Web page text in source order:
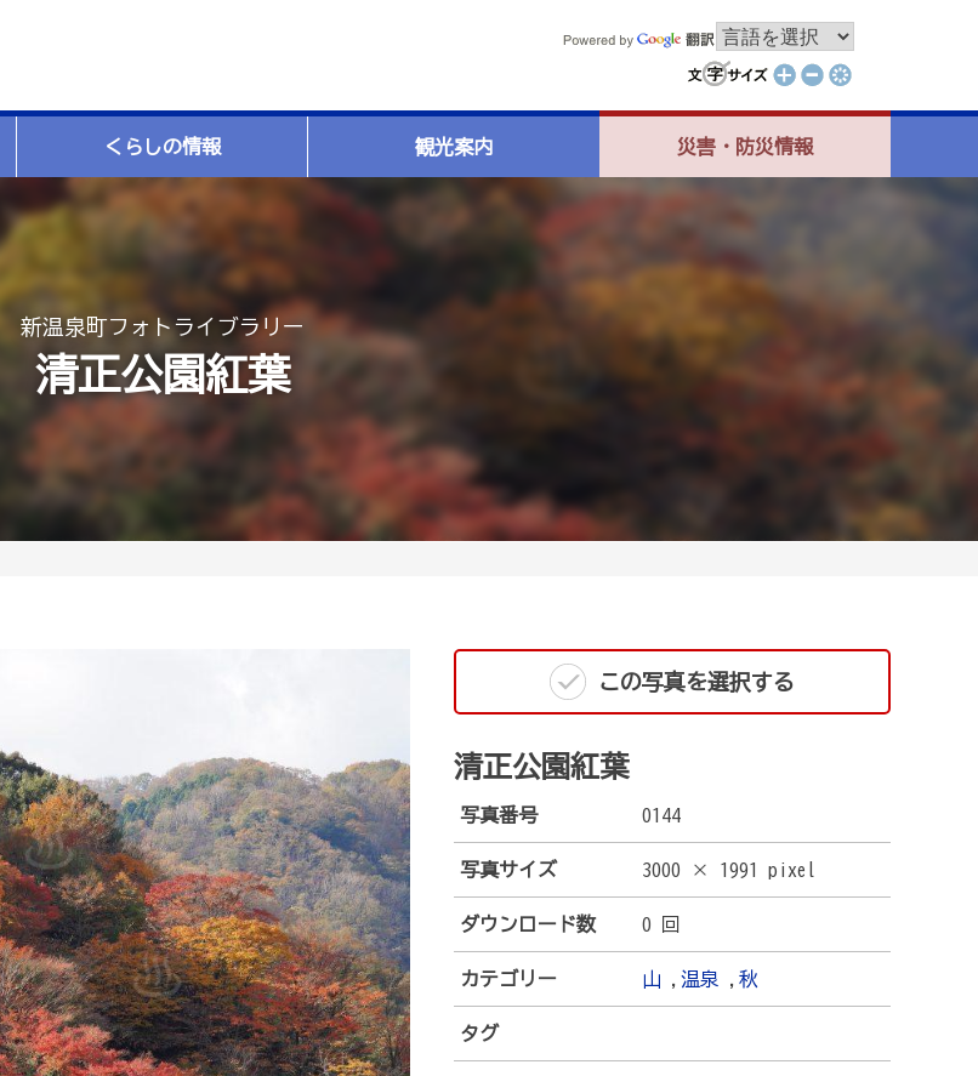
くらしの情報 観光案内 災害・防災情報
新温泉町フォトライブラリー
清正公園紅葉
この写真を選択する
清正公園紅葉
写真番号 0144
写真サイズ 3000 × 1991 pixel
ダウンロード数 0 回
カテゴリー 山 , 温泉 , 秋
タグ